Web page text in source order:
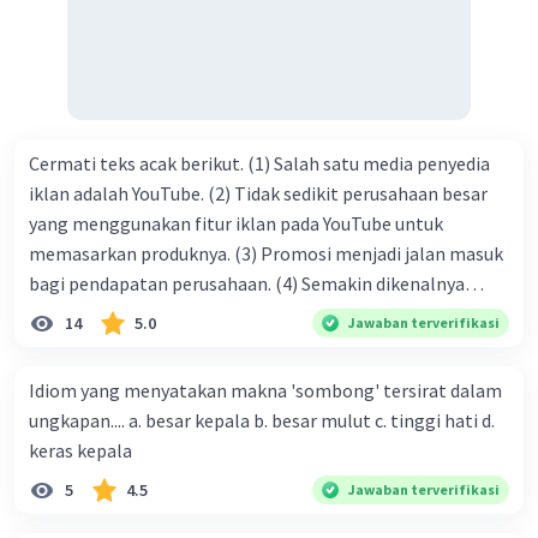
Cermati teks acak berikut. (1) Salah satu media penyedia
iklan adalah YouTube. (2) Tidak sedikit perusahaan besar
yang menggunakan fitur iklan pada YouTube untuk
memasarkan produknya. (3) Promosi menjadi jalan masuk
bagi pendapatan perusahaan. (4) Semakin dikenalnya
suatu produk oleh konsumen, semakin besar pula peluang
perusahaan kepada konsumen. Urutan yang tepat agar
menjadi teks eksposisi yang padu adalah .... A. (1)-(2)-(3)-
(4)-(5) B. (2)-(1)-(3)-(4)-(5) C. (3)-(1)-(2)-(5)-(4) D. (3)-(5)-
(4)-(1)-(2) E. (5)-(1)-(3)-(4)-(2)
14 5.0 Jawaban terverifikasi
Idiom yang menyatakan makna 'sombong' tersirat dalam
ungkapan.... a. besar kepala b. besar mulut c. tinggi hati d.
keras kepala
5 4.5 Jawaban terverifikasi